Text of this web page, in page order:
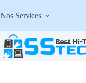
Nos Services